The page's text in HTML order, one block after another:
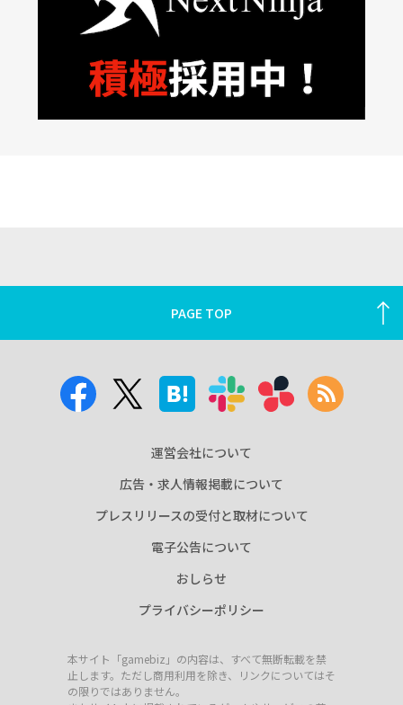
PAGE TOP
運営会社について
広告・求人情報掲載について
プレスリリースの受付と取材について
電子公告について
おしらせ
プライバシーポリシー
本サイト「gamebiz」の内容は、すべて無断転載を禁
止します。ただし商用利用を除き、リンクについてはそ
の限りではありません。